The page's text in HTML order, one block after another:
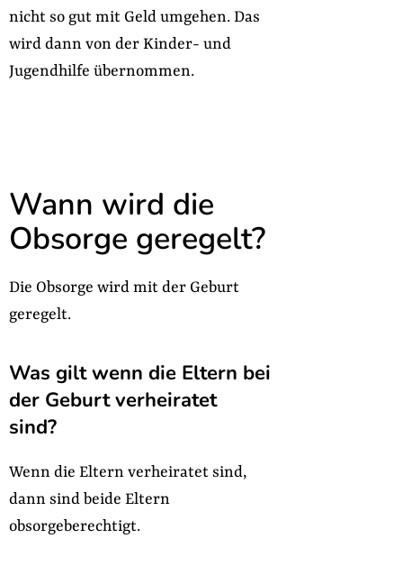
nicht so gut mit Geld umgehen. Das
wird dann von der Kinder- und
Jugendhilfe übernommen.
Wann wird die
Obsorge geregelt?
Die Obsorge wird mit der Geburt
geregelt.
Was gilt wenn die Eltern bei
der Geburt verheiratet
sind?
Wenn die Eltern verheiratet sind,
dann sind beide Eltern
obsorgeberechtigt.